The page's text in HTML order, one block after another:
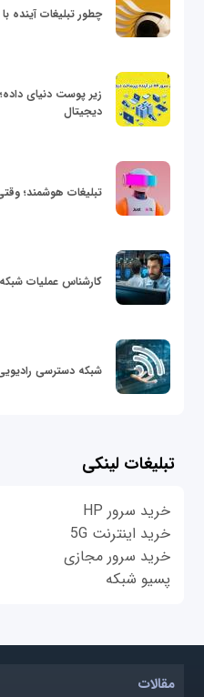
چطور تبلیغات آینده
دیجیتال
تبلیغات هوشمند؛
کارشناس عملیات
شبکه دسترسی
تبلیغات لینکی
خرید سرور HP
خرید اینترنت 5G
خرید سرور مجازی
پسیو شبکه
مقالات